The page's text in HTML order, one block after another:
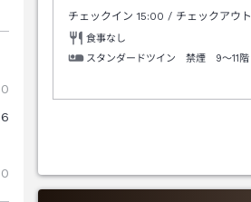
0
6
0
チェックイン15:00 / チェックアウト
食事なし
スタンダードツイン 禁煙 9～11階